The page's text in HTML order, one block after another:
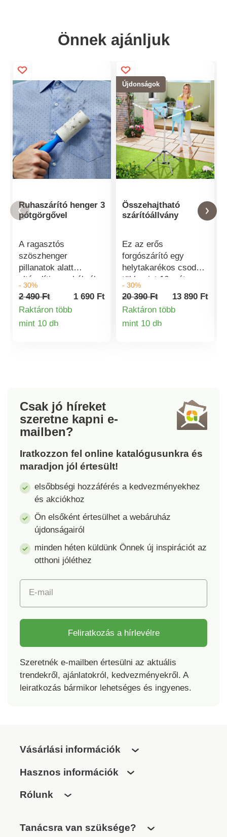
Önnek ajánljuk
Ruhaszárító henger 3
pótgörgővel
A ragasztós
szöszhenger
pillanatok alatt
eltávolítja a ruhákról a
szöszöket anélkül,
nyomokat hagyna
maga után. Tökéletes
mellékelve. Minden
tekercs könnyen
letéphető
könnyű használat
érdekében.
- 30%
2 490 Ft
1 690 Ft
Raktáron több
mint 10 dbTermékinformációk
Újdonságok
Összehajtható
szárítóállvány
Ez az erős
forgószárító egy
helytakarékos csoda:
több mint 16 méter
szárítókötéllel a
elfér - pl. a
fürdőszobában, az
szélben és viharban
felállítható és egy
összezárható -
- 30%
20 390 Ft
13 890 Ft
Raktáron több
mint 10 db
Csak jó híreket
szeretne kapni e-
mailben?
Iratkozzon fel online katalógusunkra és
maradjon jól értesült!
elsőbbségi hozzáférés a kedvezményekhez
és akciókhoz
Ön elsőként értesülhet a webáruház
újdonságairól
minden héten küldünk Önnek új inspirációt az
otthoni jóléthez
E-mail
Feliratkozás a hírlevélre
Szeretnék e-mailben értesülni az aktuális
trendekről, ajánlatokról, kedvezményekről. A
leiratkozás bármikor lehetséges és ingyenes.
Vásárlási információk
Hasznos információk
Rólunk
Tanácsra van szüksége?